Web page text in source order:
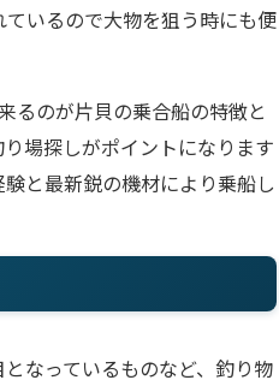
いるので大物を狙う時にも便
るのが片貝の乗合船の特徴と
場探しがポイントになります
と最新鋭の機材により乗船し
なっているものなど、釣り物